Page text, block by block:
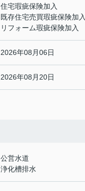
住宅瑕疵保険加入
既存住宅売買瑕疵保険加入
リフォーム瑕疵保険加入
2026年08月06日
2026年08月20日
公営水道
浄化槽排水